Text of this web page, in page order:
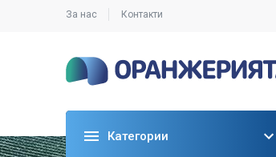
За нас Контакти
Категории